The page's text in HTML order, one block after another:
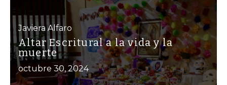
Javiera Alfaro
Altar Escritural a la vida y la
muerte
octubre 30, 2024